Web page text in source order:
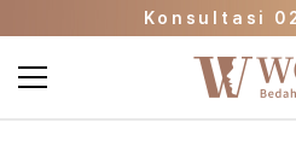
Konsultasi
Klinik Kecantikan